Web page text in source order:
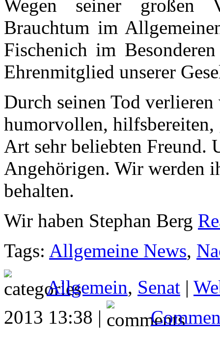
Wegen seiner großen
Brauchtum im
Fischenich im
Ehrenmitglied unserer
Durch seinen Tod
humorvollen, hilfsbereiten,
Art sehr beliebten Freund.
Angehörigen. Wir werden
behalten.
Wir haben Stephan Berg
Tags: Allgemeine News,
Allgemein, Senat |
2013 13:38 |